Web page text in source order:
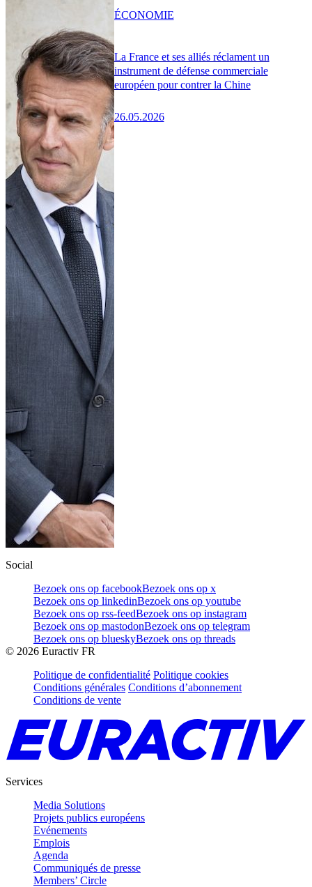
La France et ses alliés réclament un
instrument de défense commerciale
européen pour contrer la Chine
26.05.2026
ÉCONOMIE
Social
Bezoek ons op facebookBezoek ons op x
Bezoek ons op linkedinBezoek ons op youtube
Bezoek ons op rss-feedBezoek ons op instagram
Bezoek ons op mastodonBezoek ons op telegram
Bezoek ons op blueskyBezoek ons op threads
© 2026 Euractiv FR
Politique de confidentialité Politique cookies
Conditions générales Conditions d’abonnement
Conditions de vente
Services
Media Solutions
Projets publics européens
Evénements
Emplois
Agenda
Communiqués de presse
Members’ Circle